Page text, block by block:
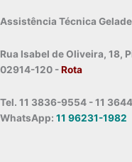
Assistência Técnica
Rua Isabel de Oliveira, 18,
02914-120 -Rota
Tel. 11 3836-9554 - 11
WhatsApp: 11 96231-1982